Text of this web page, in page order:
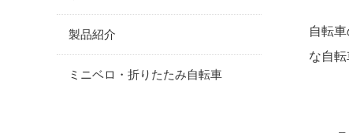
自転
な自
製品紹介
ミニベロ・折りたたみ自転車